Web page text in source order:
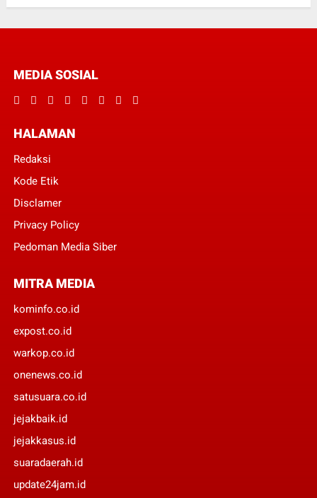
MEDIA SOSIAL
HALAMAN
Redaksi
Kode Etik
Disclamer
Privacy Policy
Pedoman Media Siber
MITRA MEDIA
kominfo.co.id
expost.co.id
warkop.co.id
onenews.co.id
satusuara.co.id
jejakbaik.id
jejakkasus.id
suaradaerah.id
update24jam.id